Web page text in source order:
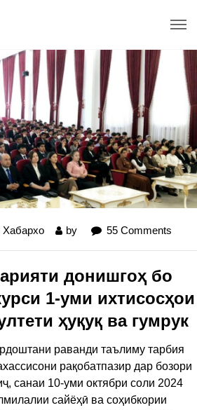
Хабархо by 55 Comments
донишгоҳ бо
1-уми ихтисосҳои
ҳуқуқ ва гумрук
раванди таълиму тарбия
рақобатпазир дар бозори
санаи 10-уми октябри соли 2024
сайёҳӣ ва соҳибкории